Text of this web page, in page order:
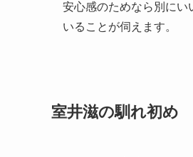
安心感のためなら別にい
いることが伺えます。
室井滋の馴れ初め